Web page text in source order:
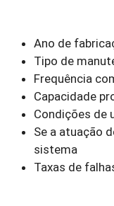
Ano de
Tipo de
Frequência
Capacidade
Condições de
Se a atuação
sistema
Taxas de